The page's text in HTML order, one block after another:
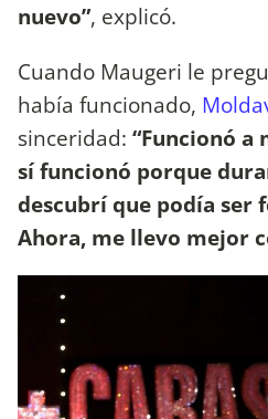
nuevo”, explicó.
Cuando Maugeri le
había funcionado,
sinceridad: “Funcionó a
sí funcionó porque
descubrí que podía ser
Ahora, me llevo mejor